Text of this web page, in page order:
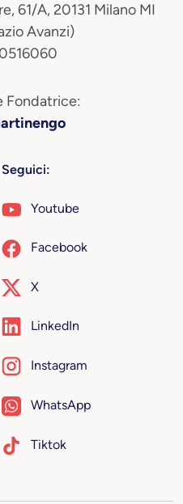
61/A, 20131 Milano MI
Avanzi)
Fondatrice:
Seguici:
Youtube
Facebook
X
LinkedIn
Instagram
WhatsApp
Tiktok